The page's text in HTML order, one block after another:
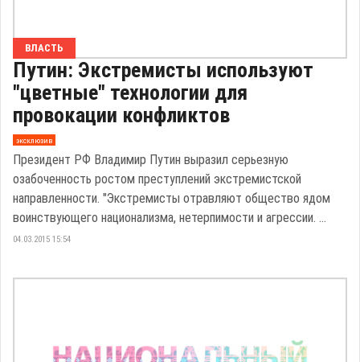
ВЛАСТЬ
Путин: Экстремисты используют
"цветные" технологии для
провокации конфликтов
эксклюзив
Президент РФ Владимир Путин выразил серьезную
озабоченность ростом преступлений экстремистской
направленности. "Экстремисты отравляют общество ядом
воинствующего национализма, нетерпимости и агрессии. ...
04.03.2015 15:54